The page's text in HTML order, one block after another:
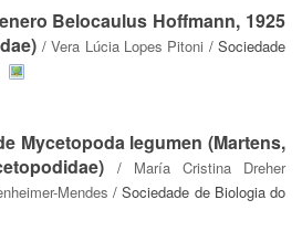
Belocaulus Hoffmann, 1925
/Vera Lúcia Lopes Pitoni / Sociedade
Mycetopoda legumen (Martens,
/ María Cristina Dreher
Mendes / Sociedade de Biologia do